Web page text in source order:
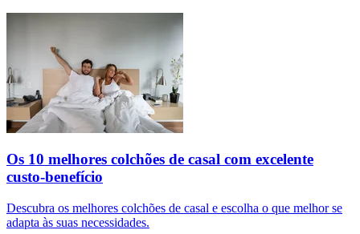
Os 10 melhores colchões de casal com excelente
custo-benefício
Descubra os melhores colchões de casal e escolha o que melhor se
adapta às suas necessidades.